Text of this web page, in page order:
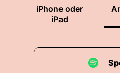
iPhone oder
iPad